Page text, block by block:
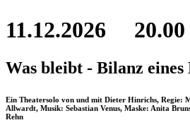
11.12.2026
Was bleibt - Bilanz eines
Ein Theatersolo von und mit Dieter Hinrichs, Regie:
Allwardt, Musik: Sebastian Venus, Maske: Anita
Rehn